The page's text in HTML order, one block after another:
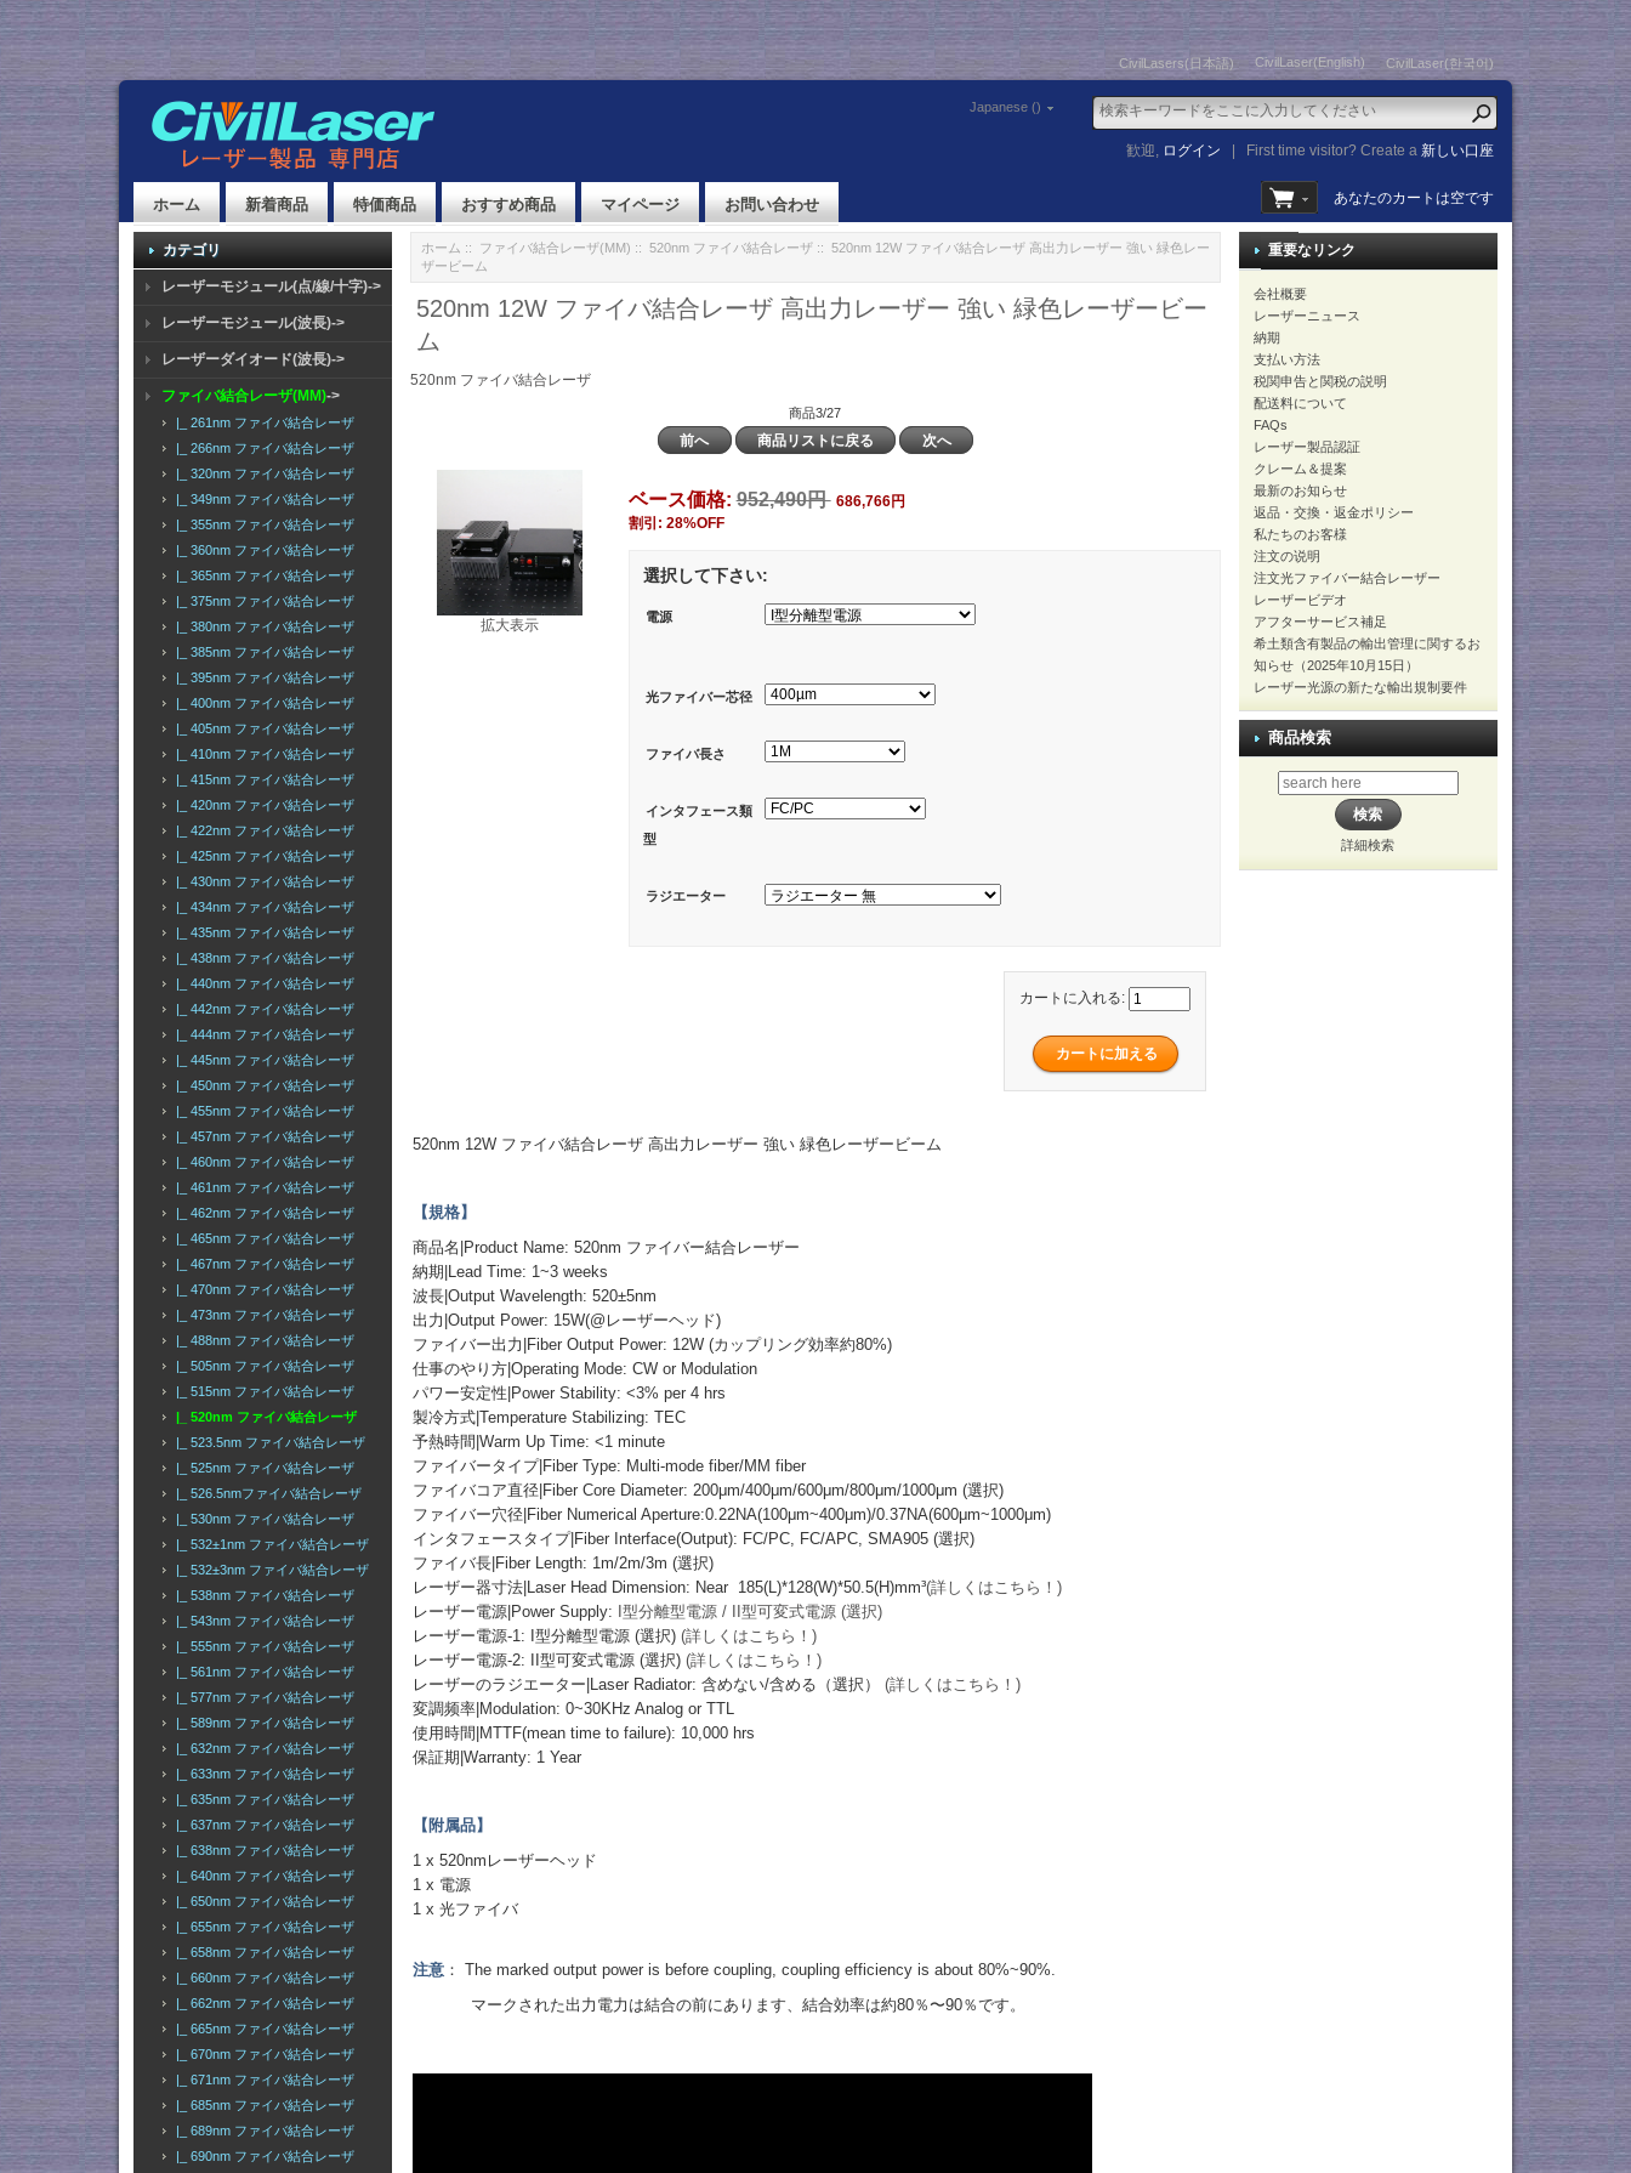
CivilLasers(日本語) CivilLaser(English) CivilLaser(한국어)
Japanese ()
歓迎, ログイン First time visitor? Create a新しい口座
ホーム 新着商品 特価商品 おすすめ商品 マイページ お問い合わせ あなたのカートは空です
カテゴリ
レーザーモジュール(点/線/十字)->
レーザーモジュール(波長)->
レーザーダイオード(波長)->
ファイバ結合レーザ(MM)->
|_ 261nm ファイバ結合レーザ
|_ 266nm ファイバ結合レーザ
|_ 320nm ファイバ結合レーザ
|_ 349nm ファイバ結合レーザ
|_ 355nm ファイバ結合レーザ
|_ 360nm ファイバ結合レーザ
|_ 365nm ファイバ結合レーザ
|_ 375nm ファイバ結合レーザ
|_ 380nm ファイバ結合レーザ
|_ 385nm ファイバ結合レーザ
|_ 395nm ファイバ結合レーザ
|_ 400nm ファイバ結合レーザ
|_ 405nm ファイバ結合レーザ
|_ 410nm ファイバ結合レーザ
|_ 415nm ファイバ結合レーザ
|_ 420nm ファイバ結合レーザ
|_ 422nm ファイバ結合レーザ
|_ 425nm ファイバ結合レーザ
|_ 430nm ファイバ結合レーザ
|_ 434nm ファイバ結合レーザ
|_ 435nm ファイバ結合レーザ
|_ 438nm ファイバ結合レーザ
|_ 440nm ファイバ結合レーザ
|_ 442nm ファイバ結合レーザ
|_ 444nm ファイバ結合レーザ
|_ 445nm ファイバ結合レーザ
|_ 450nm ファイバ結合レーザ
|_ 455nm ファイバ結合レーザ
|_ 457nm ファイバ結合レーザ
|_ 460nm ファイバ結合レーザ
|_ 461nm ファイバ結合レーザ
|_ 462nm ファイバ結合レーザ
|_ 465nm ファイバ結合レーザ
|_ 467nm ファイバ結合レーザ
|_ 470nm ファイバ結合レーザ
|_ 473nm ファイバ結合レーザ
|_ 488nm ファイバ結合レーザ
|_ 505nm ファイバ結合レーザ
|_ 515nm ファイバ結合レーザ
|_ 520nm ファイバ結合レーザ
|_ 523.5nm ファイバ結合レーザ
|_ 525nm ファイバ結合レーザ
|_ 526.5nmファイバ結合レーザ
|_ 530nm ファイバ結合レーザ
|_ 532±1nm ファイバ結合レーザ
|_ 532±3nm ファイバ結合レーザ
|_ 538nm ファイバ結合レーザ
|_ 543nm ファイバ結合レーザ
|_ 555nm ファイバ結合レーザ
|_ 561nm ファイバ結合レーザ
|_ 577nm ファイバ結合レーザ
|_ 589nm ファイバ結合レーザ
|_ 632nm ファイバ結合レーザ
|_ 633nm ファイバ結合レーザ
|_ 635nm ファイバ結合レーザ
|_ 637nm ファイバ結合レーザ
|_ 638nm ファイバ結合レーザ
|_ 640nm ファイバ結合レーザ
|_ 650nm ファイバ結合レーザ
|_ 655nm ファイバ結合レーザ
|_ 658nm ファイバ結合レーザ
|_ 660nm ファイバ結合レーザ
|_ 662nm ファイバ結合レーザ
|_ 665nm ファイバ結合レーザ
|_ 670nm ファイバ結合レーザ
|_ 671nm ファイバ結合レーザ
|_ 685nm ファイバ結合レーザ
|_ 689nm ファイバ結合レーザ
|_ 690nm ファイバ結合レーザ
ホーム :: ファイバ結合レーザ(MM) :: 520nm ファイバ結合レーザ:: 520nm 12W ファイバ結合レーザ 高出力レーザー 強い 緑色レー
ザービーム
520nm 12W ファイバ結合レーザ 高出力レーザー 強い 緑色レーザービー
ム
520nm ファイバ結合レーザ
商品3/27
前へ 商品リストに戻る 次へ
拡大表示
ベース価格:952,490円 686,766円
割引: 28%OFF
選択して下さい:
電源
光ファイバー芯径
ファイバ長さ
インタフェース類
型
ラジエーター
カートに入れる:
520nm 12W ファイバ結合レーザ 高出力レーザー 強い 緑色レーザービーム
【規格】
商品名|Product Name: 520nm ファイバー結合レーザー
納期|Lead Time: 1~3 weeks
波長|Output Wavelength: 520±5nm
出力|Output Power: 15W(@レーザーヘッド)
ファイバー出力|Fiber Output Power: 12W (カップリング効率約80%)
仕事のやり方|Operating Mode: CW or Modulation
パワー安定性|Power Stability: <3% per 4 hrs
製冷方式|Temperature Stabilizing: TEC
予熱時間|Warm Up Time: <1 minute
ファイバータイプ|Fiber Type: Multi-mode fiber/MM fiber
ファイバコア直径|Fiber Core Diameter: 200μm/400μm/600μm/800μm/1000μm (選択)
ファイバー穴径|Fiber Numerical Aperture:0.22NA(100μm~400μm)/0.37NA(600μm~1000μm)
インタフェースタイプ|Fiber Interface(Output): FC/PC, FC/APC, SMA905 (選択)
ファイバ長|Fiber Length: 1m/2m/3m (選択)
レーザー器寸法|Laser Head Dimension: Near 185(L)*128(W)*50.5(H)mm³(詳しくはこちら！)
レーザー電源|Power Supply: I型分離型電源 / II型可変式電源 (選択)
レーザー電源-1: I型分離型電源 (選択)(詳しくはこちら！)
レーザー電源-2: II型可変式電源 (選択)(詳しくはこちら！)
レーザーのラジエーター|Laser Radiator: 含めない/含める（選択）(詳しくはこちら！)
変調频率|Modulation: 0~30KHz Analog or TTL
使用時間|MTTF(mean time to failure): 10,000 hrs
保証期|Warranty: 1 Year
【附属品】
1 x 520nmレーザーヘッド
1 x 電源
1 x 光ファイバ
注意 ： The marked output power is before coupling, coupling efficiency is about 80%~90%.
マークされた出力電力は結合の前にあります、結合効率は約80％〜90％です。
重要なリンク
会社概要
レーザーニュース
納期
支払い方法
税関申告と関税の説明
配送料について
FAQs
レーザー製品認証
クレーム＆提案
最新のお知らせ
返品・交換・返金ポリシー
私たちのお客様
注文の说明
注文光ファイバー結合レーザー
レーザービデオ
アフターサービス補足
希土類含有製品の輸出管理に関するお
知らせ（2025年10月15日）
レーザー光源の新たな輸出規制要件
商品検索
詳細検索